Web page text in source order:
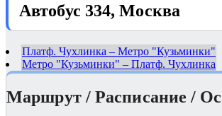
Автобус 334, Москва
Платф. Чухлинка – Метро "Кузьминки"
Метро "Кузьминки" – Платф. Чухлинка
Маршрут / Расписание /